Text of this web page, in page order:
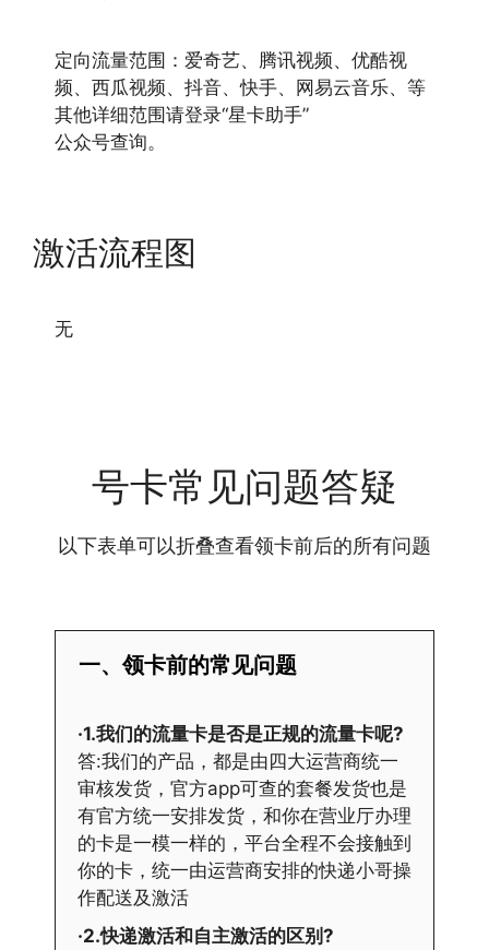
定向流量范围：爱奇艺、腾讯视频、优酷视
频、西瓜视频、抖音、快手、网易云音乐、等
其他详细范围请登录“星卡助手”
公众号查询。
激活流程图
无
号卡常见问题答疑
以下表单可以折叠查看领卡前后的所有问题
一、领卡前的常见问题
·1.我们的流量卡是否是正规的流量卡呢?
答:我们的产品，都是由四大运营商统一
审核发货，官方app可查的套餐发货也是
有官方统一安排发货，和你在营业厅办理
的卡是一模一样的，平台全程不会接触到
你的卡，统一由运营商安排的快递小哥操
作配送及激活
·2.快递激活和自主激活的区别?